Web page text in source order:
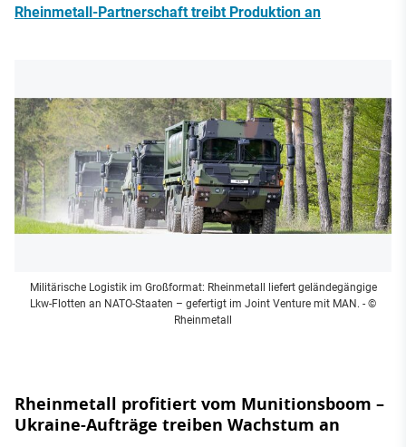
Rheinmetall-Partnerschaft treibt Produktion an
Militärische Logistik im Großformat: Rheinmetall liefert geländegängige
Lkw-Flotten an NATO-Staaten – gefertigt im Joint Venture mit MAN. - ©
Rheinmetall
Rheinmetall profitiert vom Munitionsboom –
Ukraine-Aufträge treiben Wachstum an